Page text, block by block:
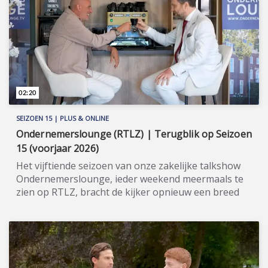
overigens investeerders/partners voor nieuwe
projecten. Meer informatie: www.integervastgoed.nl.
SEIZOEN 15 | PLUS & ONLINE
Ondernemerslounge (RTLZ) | Terugblik op Seizoen
15 (voorjaar 2026)
Het vijftiende seizoen van onze zakelijke talkshow
Ondernemerslounge, ieder weekend meermaals te
zien op RTLZ, bracht de kijker opnieuw een breed
gebied van ondernemerschap, investeren en
genieten van het leven. Onze studio in het koetshuis
van Kasteel Hoekelum werd hierbij zoals altijd
ingericht met het statige meubilair van Jan Frantzen.
02:20